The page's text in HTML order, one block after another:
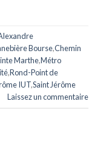
Bourse,Chemin
Marthe,Métro
,Rond-Point de
IUT,Saint Jérôme
Laissez un commentaire